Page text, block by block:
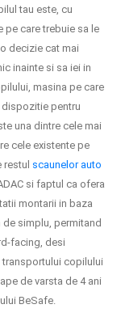
tau este, cu
pe care trebuie sa le
decizie cat mai
inainte si sa iei in
masina pe care
dispozitie pentru
una dintre cele mai
cele existente pe
scaunelor auto
si faptul ca ofera
montarii in baza
simplu, permitand
facing, desi
copilului
de varsta de 4 ani
BeSafe.